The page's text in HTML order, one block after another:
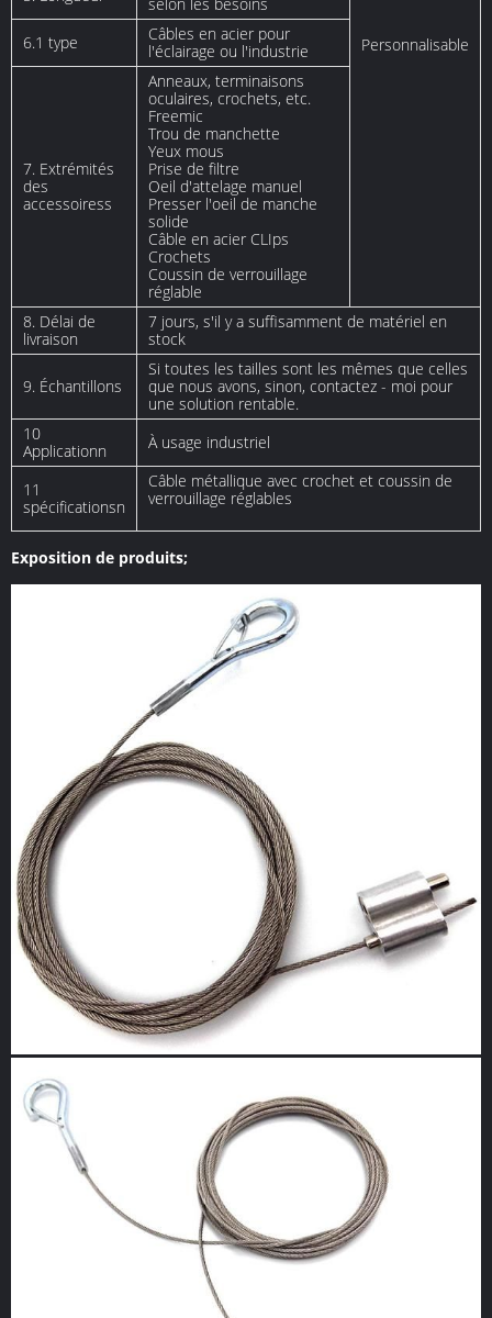
Personnalisable
6.1 type
Câbles en acier pour
l'éclairage ou l'industrie
7. Extrémités
des
accessoiress
Anneaux, terminaisons
oculaires, crochets, etc.
Freemic
Trou de manchette
Yeux mous
Prise de filtre
Oeil d'attelage manuel
Presser l'oeil de manche
solide
Câble en acier CLIps
Crochets
Coussin de verrouillage
réglable
8. Délai de
livraison
7 jours, s'il y a suffisamment de matériel en
stock
9. Échantillons
Si toutes les tailles sont les mêmes que celles
que nous avons, sinon, contactez - moi pour
une solution rentable.
10
Applicationn
À usage industriel
11
spécificationsn
Câble métallique avec crochet et coussin de
verrouillage réglables
Exposition de produits;